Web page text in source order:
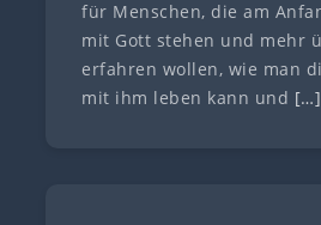
für Menschen, die am
mit Gott stehen und mehr
erfahren wollen, wie man
mit ihm leben kann und […]